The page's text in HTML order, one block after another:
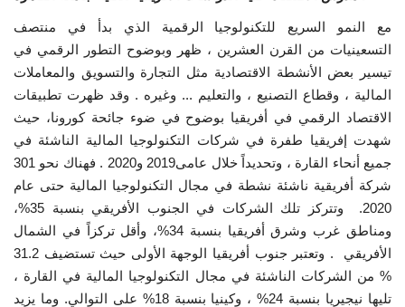
فريق العمل
إرث جمال عبدالناصر
أخبار
شروط وأحكام منحة ناصر للقيادة الدولية
منحة ناصر للقيادة الدولية
مرجعياتنا
مع النمو السريع للتكنولوجيا الرقمية الذي بدأ في منتصف
التسعينيات من القرن العشرين ، ظهر وبوضوح التطور الرقمي في
تيسير بعض الأنشطة الاقتصادية مثل التجارة والتسويق والمعاملات
المالية ، وقطاع التصنيع ، والتعليم ... وغيره . وقد ظهرت تطبيقات
الاقتصاد الرقمي في أفريقيا بوضوح في ضوء جائحة كورونا، حيث
شهدت إفريقيا طفرة في شركات التكنولوجيا المالية الناشئة في
جميع أنحاء القارة ، وتحديداً خلال عامى2019 و2020 . فهناك نحو 301
شركة أفريقية ناشئة نشطة في مجال التكنولوجيا المالية حتى عام
2020. وتتركز تلك الشركات في الجنوب الأفريقي بنسبة 35%،
ومناطق غرب وشرق أفريقيا بنسبة 34%، وأقل تركزاً في الشمال
الأفريقي . وتعتبر جنوب أفريقيا الوجهة الأولى حيث تستضيف 31.2
% من الشركات الناشئة في مجال التكنولوجيا المالية في القارة ،
تليها نيجيريا بنسبة 24% ، وكينيا بنسبة 18% على التوالي. وما يزيد